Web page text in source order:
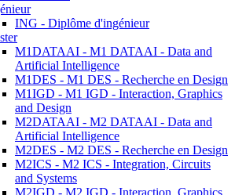
ING - Diplôme d'ingénieur
M1DATAAI - M1 DATAAI - Data and
Artificial Intelligence
M1DES - M1 DES - Recherche en Design
M1IGD - M1 IGD - Interaction, Graphics
and Design
M2DATAAI - M2 DATAAI - Data and
Artificial Intelligence
M2DES - M2 DES - Recherche en Design
M2ICS - M2 ICS - Integration, Circuits
and Systems
M2IGD - M2 IGD - Interaction, Graphics